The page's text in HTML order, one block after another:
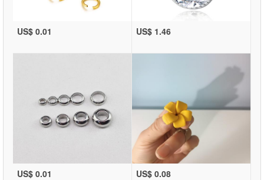
US$ 0.01 US$ 1.46
US$ 0.01 US$ 0.08